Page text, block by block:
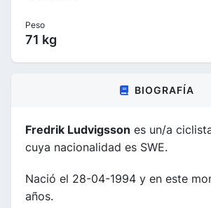
Peso
71 kg
BIOGRAFÍA
Fredrik Ludvigsson es un/a
cuya nacionalidad es SWE.
Nació el 28-04-1994 y en este
años.